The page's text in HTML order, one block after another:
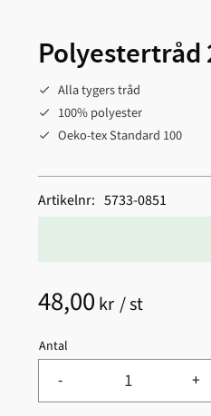
Polyestertråd
Alla tygers tråd
100% polyester
Oeko-tex Standard 100
48,00 kr /st
Antal
+
-
Artikelnr 5733-0851